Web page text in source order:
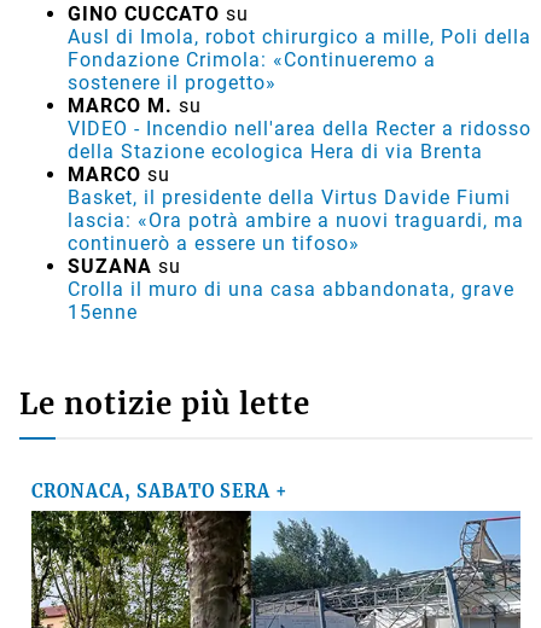
GINO CUCCATO su
Ausl di Imola, robot chirurgico a mille, Poli della
Fondazione Crimola: «Continueremo a
sostenere il progetto»
MARCO M. su
VIDEO - Incendio nell'area della Recter a ridosso
della Stazione ecologica Hera di via Brenta
MARCO su
Basket, il presidente della Virtus Davide Fiumi
lascia: «Ora potrà ambire a nuovi traguardi, ma
continuerò a essere un tifoso»
SUZANA su
Crolla il muro di una casa abbandonata, grave
15enne
Le notizie più lette
CRONACA, SABATO SERA +